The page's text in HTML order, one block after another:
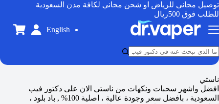
توصيل مجاني للرياض او شحن مجاني لكافة مدن السعودية
للطلب فوق 500ريال
English
ناستي
افضل واشهر سحبات ونكهات من ناستي الان على دكتور فيب
السعودية ، بافضل سعر وجودة عالية ، اصلية 100% , باد بلود ،